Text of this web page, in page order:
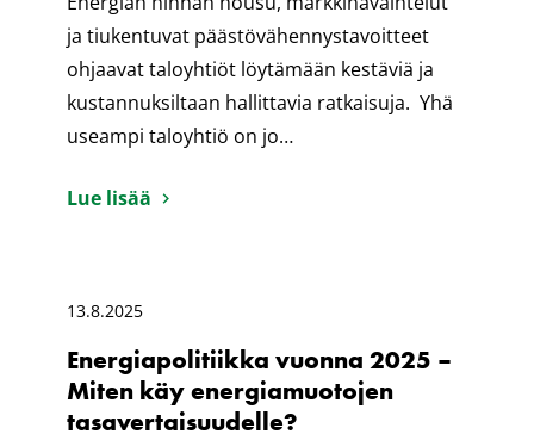
ja tiukentuvat päästövähennystavoitteet
ohjaavat taloyhtiöt löytämään kestäviä ja
kustannuksiltaan hallittavia ratkaisuja. Yhä
useampi taloyhtiö on jo…
Lue lisää
13.8.2025
Energiapolitiikka vuonna 2025 –
Miten käy energiamuotojen
tasavertaisuudelle?